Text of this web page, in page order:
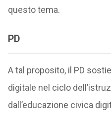
questo tema.
PD
A tal proposito, il PD
digitale nel ciclo
dall’educazione civica